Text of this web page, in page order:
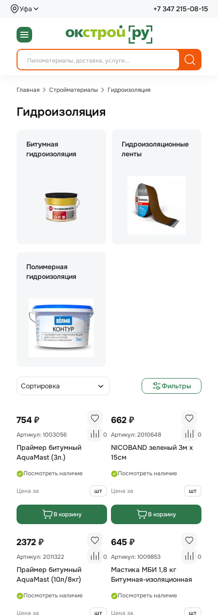
Уфа +7 347 215-08-15
Главная Стройматериалы Гидроизоляция
Гидроизоляция
Битумная
гидроизоляция
Гидроизоляционные
ленты
Полимерная
гидроизоляция
Сортировка Фильтры
754 ₽
Артикул: 1003056 0
Праймер битумный
AquaMast (3л.)
Посмотреть наличие
Цена за шт
В корзину
662 ₽
Артикул: 2010648 0
NICOBAND зеленый 3м х
15см
Посмотреть наличие
Цена за шт
В корзину
2372 ₽
Артикул: 2011322 0
Праймер битумный
AquaMast (10л/8кг)
Посмотреть наличие
Цена за шт
645 ₽
Артикул: 1009853 0
Мастика МБИ 1,8 кг
Битумная-изоляционная
Посмотреть наличие
Цена за шт